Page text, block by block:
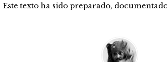
Este texto ha sido preparado,